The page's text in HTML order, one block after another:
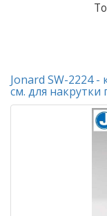
Jonard SW-2224
см. для